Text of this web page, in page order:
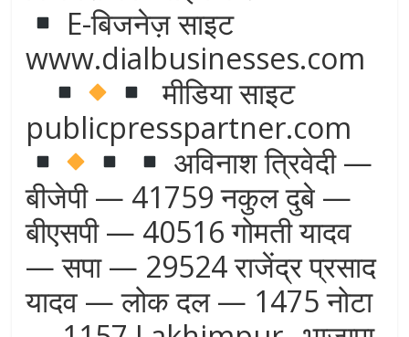
E-बिजनेज़ साइट
www.dialbusinesses.com
मीडिया साइट
publicpresspartner.com
अविनाश त्रिवेदी —
बीजेपी — 41759 नकुल दुबे —
बीएसपी — 40516 गोमती यादव
— सपा — 29524 राजेंद्र प्रसाद
यादव — लोक दल — 1475 नोटा